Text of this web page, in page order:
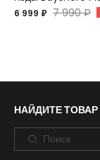
6 999 ₽ 7 990 ₽
НАЙДИТЕ ТОВАР